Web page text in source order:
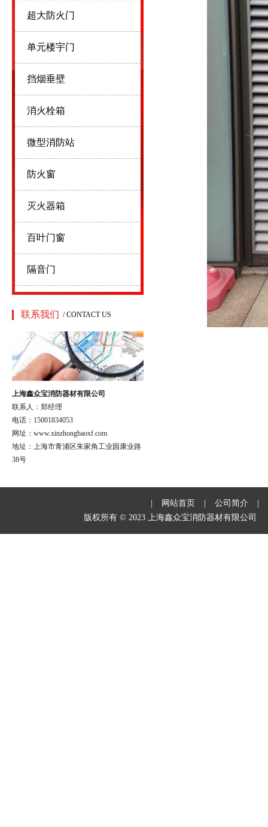
超大防火门
单元楼宇门
挡烟垂壁
消火栓箱
微型消防站
防火窗
灭火器箱
百叶门窗
隔音门
联系我们 / CONTACT US
上海鑫众宝消防器材有限公司
联系人：郑经理
电话：15001834053
网址：www.xinzhongbaoxf.com
地址：上海市青浦区朱家角工业园康业路
38号
网站首页 公司简介
版权所有 © 2023 上海鑫众宝消防器材有限公